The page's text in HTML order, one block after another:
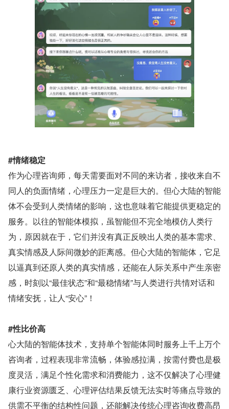
#情绪稳定
作为心理咨询师，每天需要面对不同的来访者，接收来自不
同人的负面情绪，心理压力一定是巨大的。但心大陆的智能
体不会受到人类情绪的影响，这也意味着它能提供更稳定的
服务。以往的智能体模拟，虽智能但不完全地模仿人类行
为，原因就在于，它们并没有真正反映出人类的基本需求、
真实情感及人际间微妙的距离感。但心大陆的智能体，它足
以逼真到还原人类的真实情感，还能在人际关系中产生亲密
感，时刻以“最佳状态”和“最稳情绪”与人类进行共情对话和
情绪安抚，让人“安心”！
#性比价高
心大陆的智能体技术，支持单个智能体同时服务上千上万个
咨询者，过程表现非常流畅，体验感拉满，按需付费也是极
度灵活，满足个性化需求和消费能力，这不仅解决了心理健
康行业资源匮乏、心理评估结果反馈无法实时等痛点导致的
供需不平衡的结构性问题，还能解决传统心理咨询收费高昂